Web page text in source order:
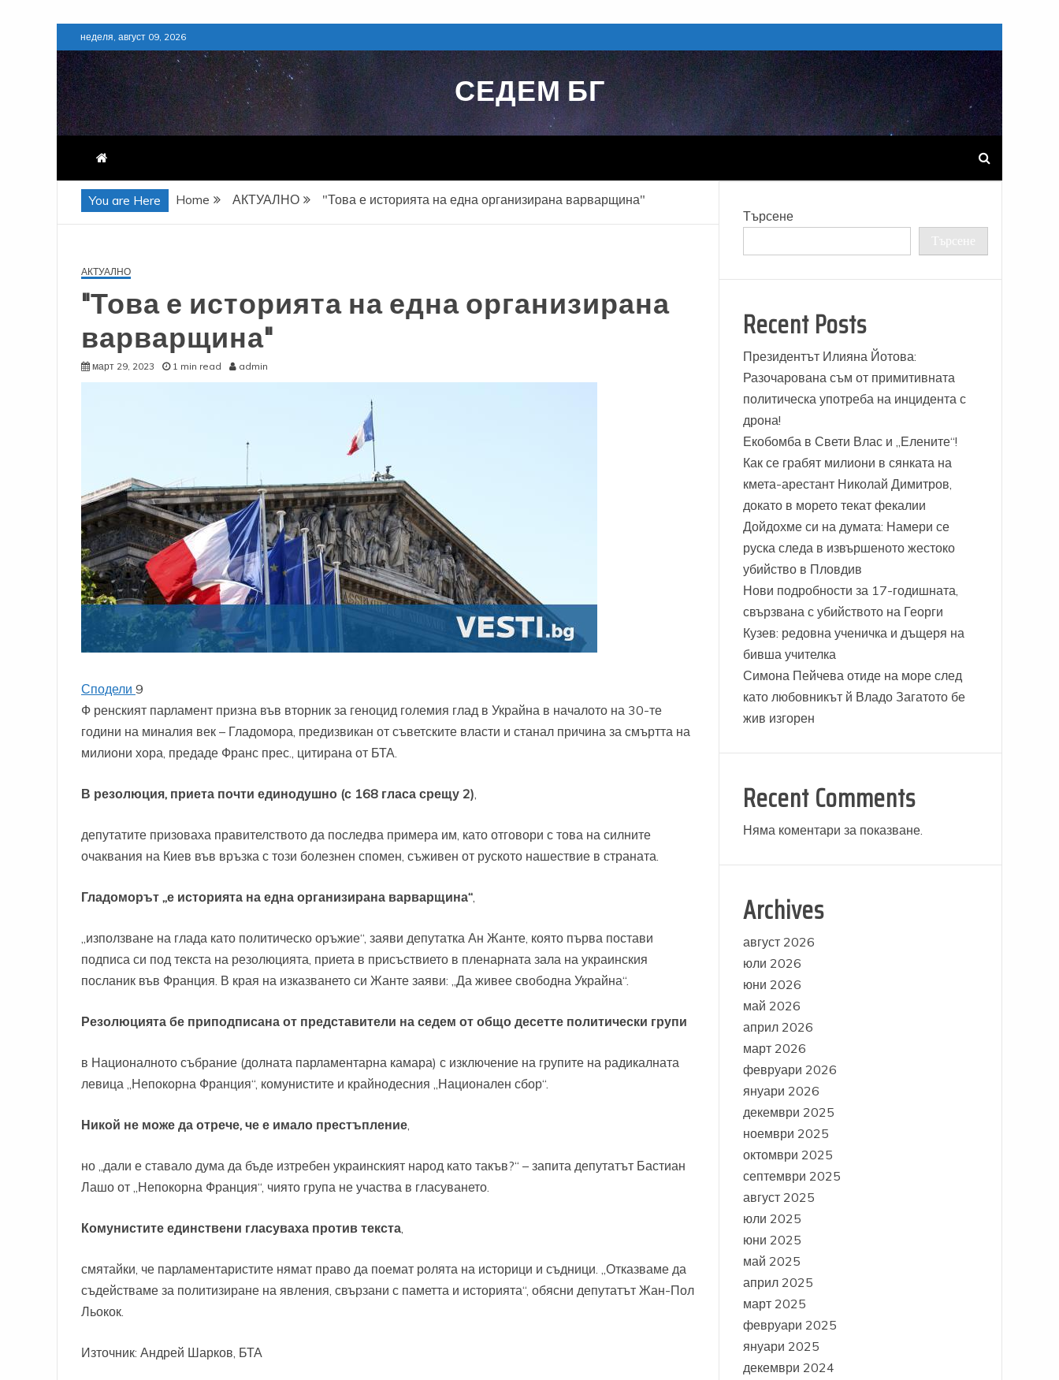
to
content
неделя, август 09, 2026
СЕДЕМ БГ
You are Here Home АКТУАЛНО "Това е историята на една организирана варварщина"
АКТУАЛНО
"Това е историята на една организирана
варварщина"
март 29, 2023 1 min read admin
Сподели 9
Ф ренският парламент призна във вторник за геноцид големия глад в Украйна в началото на 30-те
години на миналия век – Гладомора, предизвикан от съветските власти и станал причина за смъртта на
милиони хора, предаде Франс прес., цитирана от БТА.
В резолюция, приета почти единодушно (с 168 гласа срещу 2),
депутатите призоваха правителството да последва примера им, като отговори с това на силните
очаквания на Киев във връзка с този болезнен спомен, съживен от руското нашествие в страната.
Гладоморът „е историята на една организирана варварщина“,
„използване на глада като политическо оръжие“, заяви депутатка Ан Жанте, която първа постави
подписа си под текста на резолюцията, приета в присъствието в пленарната зала на украинския
посланик във Франция. В края на изказването си Жанте заяви: „Да живее свободна Украйна“.
Резолюцията бе приподписана от представители на седем от общо десетте политически групи
в Националното събрание (долната парламентарна камара) с изключение на групите на радикалната
левица „Непокорна Франция“, комунистите и крайнодесния „Национален сбор“.
Никой не може да отрече, че е имало престъпление,
но „дали е ставало дума да бъде изтребен украинският народ като такъв?“ – запита депутатът Бастиан
Лашо от „Непокорна Франция“, чиято група не участва в гласуването.
Комунистите единствени гласуваха против текста,
смятайки, че парламентаристите нямат право да поемат ролята на историци и съдници. „Отказваме да
съдействаме за политизиране на явления, свързани с паметта и историята“, обясни депутатът Жан-Пол
Льокок.
Източник: Андрей Шарков, БТА
Търсене
Търсене
Recent Posts
Президентът Илияна Йотова:
Разочарована съм от примитивната
политическа употреба на инцидента с
дрона!
Екобомба в Свети Влас и „Елените“!
Как се грабят милиони в сянката на
кмета-арестант Николай Димитров,
докато в морето текат фекалии
Дойдохме си на думата: Намери се
руска следа в извършеното жестоко
убийство в Пловдив
Нови подробности за 17-годишната,
свързвана с убийството на Георги
Кузев: редовна ученичка и дъщеря на
бивша учителка
Симона Пейчева отиде на море след
като любовникът й Владо Загатото бе
жив изгорен
Recent Comments
Няма коментари за показване.
Archives
август 2026
юли 2026
юни 2026
май 2026
април 2026
март 2026
февруари 2026
януари 2026
декември 2025
ноември 2025
октомври 2025
септември 2025
август 2025
юли 2025
юни 2025
май 2025
април 2025
март 2025
февруари 2025
януари 2025
декември 2024